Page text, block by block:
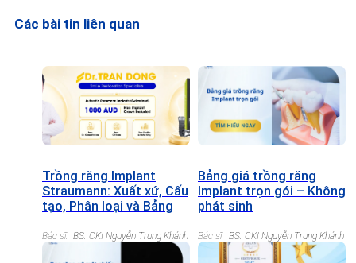
Các bài tin liên quan
Trồng răng Implant
Straumann: Xuất xứ, Cấu
tạo, Phân loại và Bảng
Bác sĩ: BS. CKI Nguyễn Trung Khánh
Bảng giá trồng răng
Implant trọn gói – Không
phát sinh
Bác sĩ: BS. CKI Nguyễn Trung Khánh